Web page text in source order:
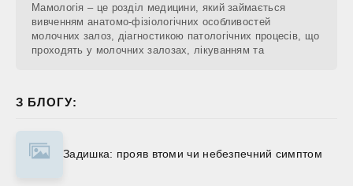
Мамологія – це розділ медицини, який займається
вивченням анатомо-фізіологічних особливостей
молочних залоз, діагностикою патологічних процесів, що
проходять у молочних залозах, лікуванням та
З БЛОГУ:
Задишка: прояв втоми чи небезпечний симптом